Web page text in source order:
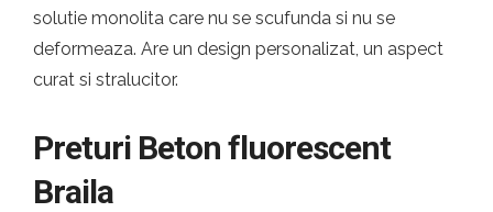
solutie monolita care nu se scufunda si nu se
deformeaza. Are un design personalizat, un aspect
curat si stralucitor.
Preturi Beton fluorescent
Braila